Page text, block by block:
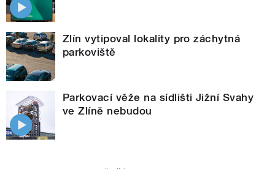
Zlín vytipoval lokality pro záchytná
parkoviště
Parkovací věže na sídlišti Jižní Svahy
ve Zlíně nebudou